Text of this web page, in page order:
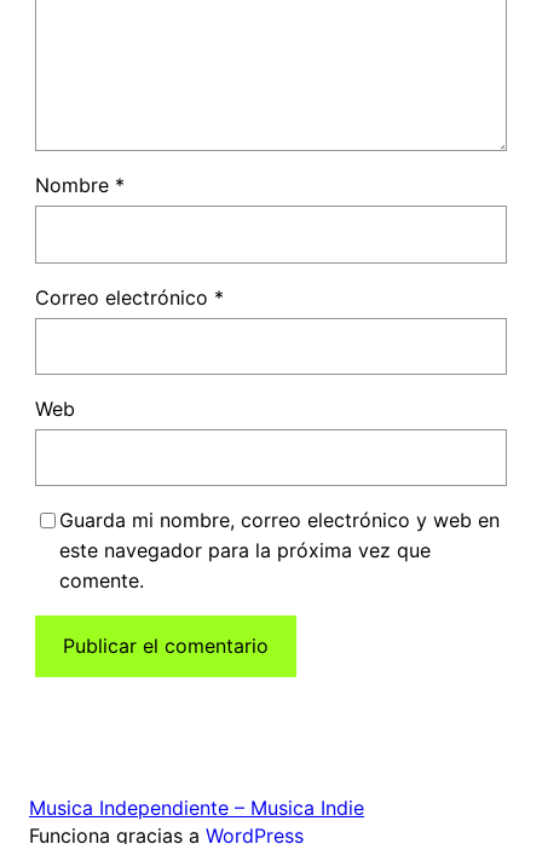
Nombre *
Correo electrónico *
Web
Guarda mi nombre, correo electrónico y web en
este navegador para la próxima vez que
comente.
Musica Independiente – Musica Indie
Funciona gracias a WordPress